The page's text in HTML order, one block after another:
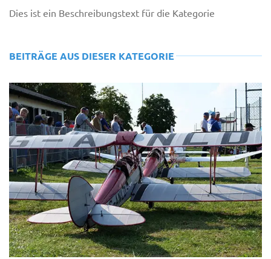
Dies ist ein Beschreibungstext für die Kategorie
BEITRÄGE AUS DIESER KATEGORIE